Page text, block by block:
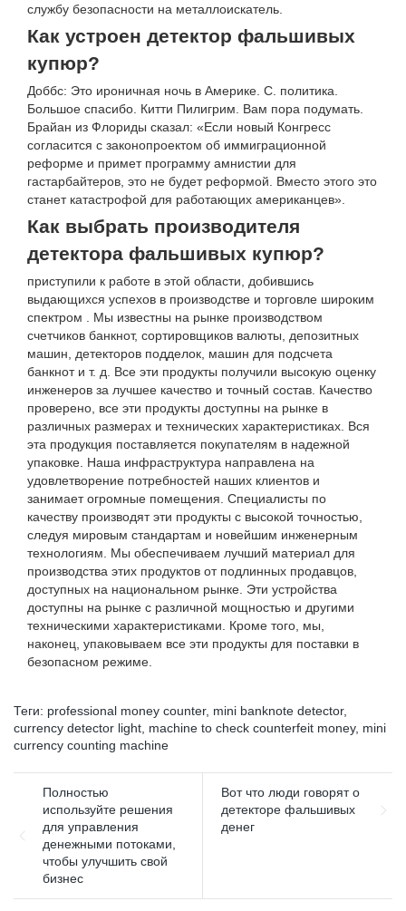
службу безопасности на металлоискатель.
Как устроен детектор фальшивых
купюр?
Доббс: Это ироничная ночь в Америке. С. политика.
Большое спасибо. Китти Пилигрим. Вам пора подумать.
Брайан из Флориды сказал: «Если новый Конгресс
согласится с законопроектом об иммиграционной
реформе и примет программу амнистии для
гастарбайтеров, это не будет реформой. Вместо этого это
станет катастрофой для работающих американцев».
Как выбрать производителя
детектора фальшивых купюр?
приступили к работе в этой области, добившись
выдающихся успехов в производстве и торговле широким
спектром . Мы известны на рынке производством
счетчиков банкнот, сортировщиков валюты, депозитных
машин, детекторов подделок, машин для подсчета
банкнот и т. д. Все эти продукты получили высокую оценку
инженеров за лучшее качество и точный состав. Качество
проверено, все эти продукты доступны на рынке в
различных размерах и технических характеристиках. Вся
эта продукция поставляется покупателям в надежной
упаковке. Наша инфраструктура направлена ​​на
удовлетворение потребностей наших клиентов и
занимает огромные помещения. Специалисты по
качеству производят эти продукты с высокой точностью,
следуя мировым стандартам и новейшим инженерным
технологиям. Мы обеспечиваем лучший материал для
производства этих продуктов от подлинных продавцов,
доступных на национальном рынке. Эти устройства
доступны на рынке с различной мощностью и другими
техническими характеристиками. Кроме того, мы,
наконец, упаковываем все эти продукты для поставки в
безопасном режиме.
Теги: professional money counter, mini banknote detector,
currency detector light, machine to check counterfeit money, mini
currency counting machine
Полностью
используйте решения
для управления
денежными потоками,
чтобы улучшить свой
бизнес
Вот что люди говорят о
детекторе фальшивых
денег